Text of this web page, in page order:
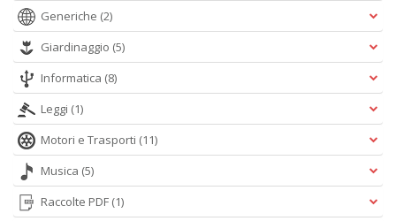
Generiche (2)
Giardinaggio (5)
Informatica (8)
Leggi (1)
Motori e Trasporti (11)
Musica (5)
Raccolte PDF (1)